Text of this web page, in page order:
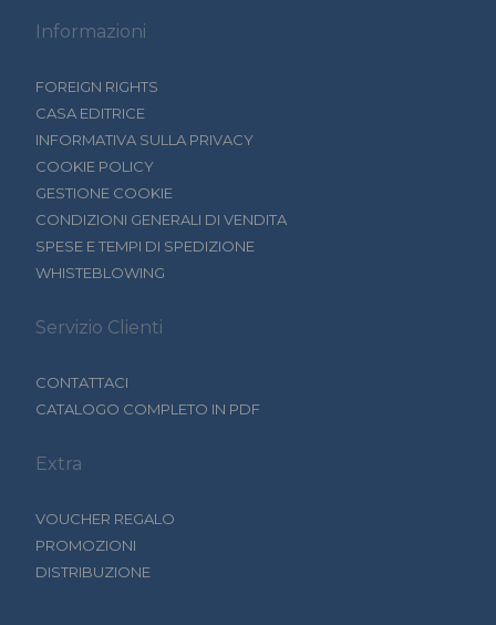
Informazioni
FOREIGN RIGHTS
CASA EDITRICE
INFORMATIVA SULLA PRIVACY
COOKIE POLICY
GESTIONE COOKIE
CONDIZIONI GENERALI DI VENDITA
SPESE E TEMPI DI SPEDIZIONE
WHISTEBLOWING
Servizio Clienti
CONTATTACI
CATALOGO COMPLETO IN PDF
Extra
VOUCHER REGALO
PROMOZIONI
DISTRIBUZIONE